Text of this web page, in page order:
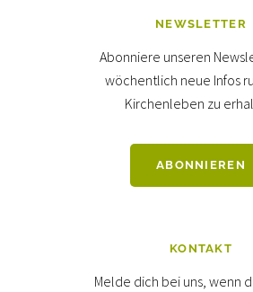
NEWSLETTER
Abonniere unseren
wöchentlich neue Infos
Kirchenleben zu
ABONNIEREN
KONTAKT
Melde dich bei uns, wenn